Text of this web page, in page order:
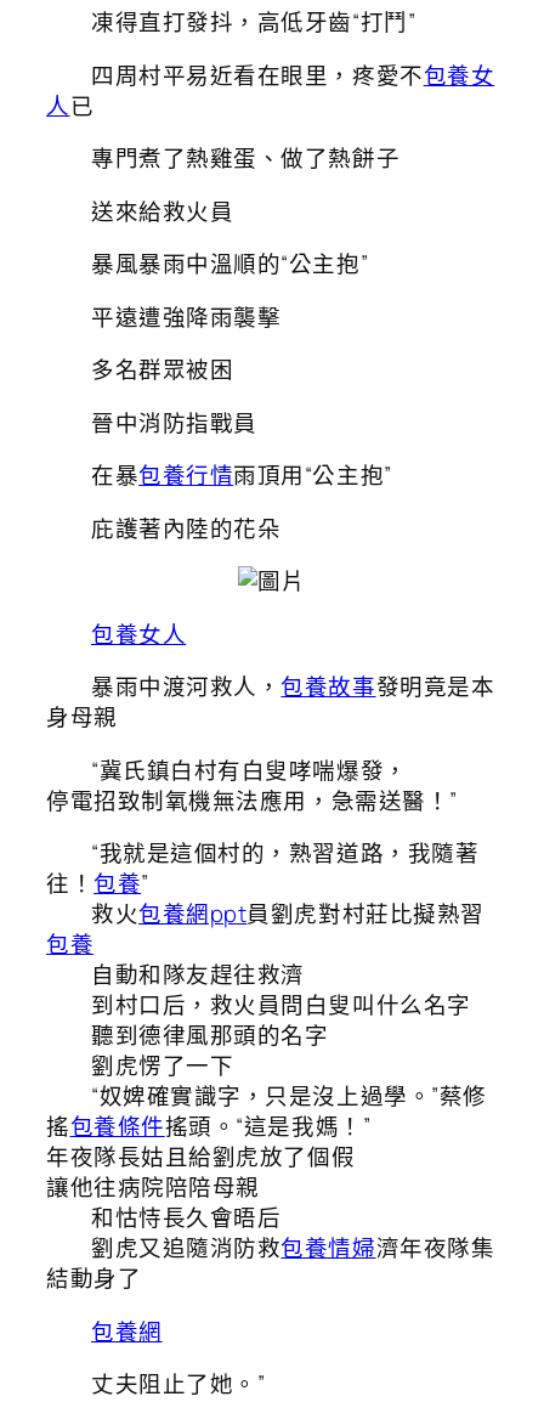
凍得直打發抖，高低牙齒“打鬥”
四周村平易近看在眼里，疼愛不包養女
人已
專門煮了熱雞蛋、做了熱餅子
送來給救火員
暴風暴雨中溫順的“公主抱”
平遠遭強降雨襲擊
多名群眾被困
晉中消防指戰員
在暴包養行情雨頂用“公主抱”
庇護著內陸的花朵
包養女人
暴雨中渡河救人，包養故事發明竟是本
身母親
“冀氏鎮白村有白叟哮喘爆發，
停電招致制氧機無法應用，急需送醫！”
“我就是這個村的，熟習道路，我隨著
往！包養”
救火包養網ppt員劉虎對村莊比擬熟習
包養
自動和隊友趕往救濟
到村口后，救火員問白叟叫什么名字
聽到德律風那頭的名字
劉虎愣了一下
“奴婢確實識字，只是沒上過學。”蔡修
搖包養條件搖頭。“這是我媽！”
年夜隊長姑且給劉虎放了個假
讓他往病院陪陪母親
和怙恃長久會晤后
劉虎又追隨消防救包養情婦濟年夜隊集
結動身了
包養網
丈夫阻止了她。”